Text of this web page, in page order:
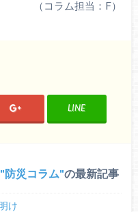
（コラム担当：F）
LINE
防災コラム の最新記事
け